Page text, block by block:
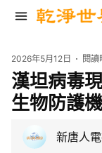
2026年5月12日 閱讀
漢坦病毒
生物防護
新唐人